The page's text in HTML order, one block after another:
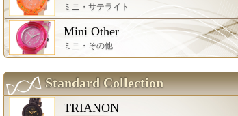
ミニ・サテライト
Mini Other
ミニ・その他
Standard Collection
TRIANON